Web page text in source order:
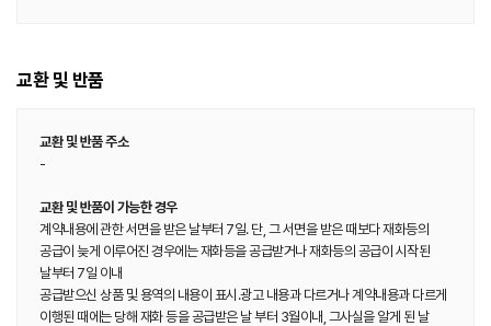
교환 및 반품
교환 및 반품 주소
-
교환 및 반품이 가능한 경우
계약내용에 관한 서면을 받은 날부터 7일. 단, 그 서면을 받은 때보다 재화등의
공급이 늦게 이루어진 경우에는 재화등을 공급받거나 재화등의 공급이 시작된
날부터 7일 이내
공급받으신 상품 및 용역의 내용이 표시.광고 내용과 다르거나 계약내용과 다르게
이행된 때에는 당해 재화 등을 공급받은 날 부터 3월이내, 그사실을 알게 된 날